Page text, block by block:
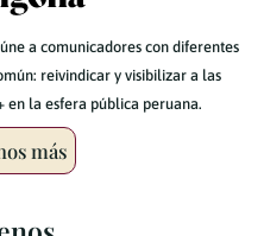
a comunicadores con diferentes
reivindicar y visibilizar a las
en la esfera pública peruana.
más